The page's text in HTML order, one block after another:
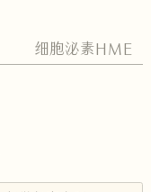
细胞泌素HME